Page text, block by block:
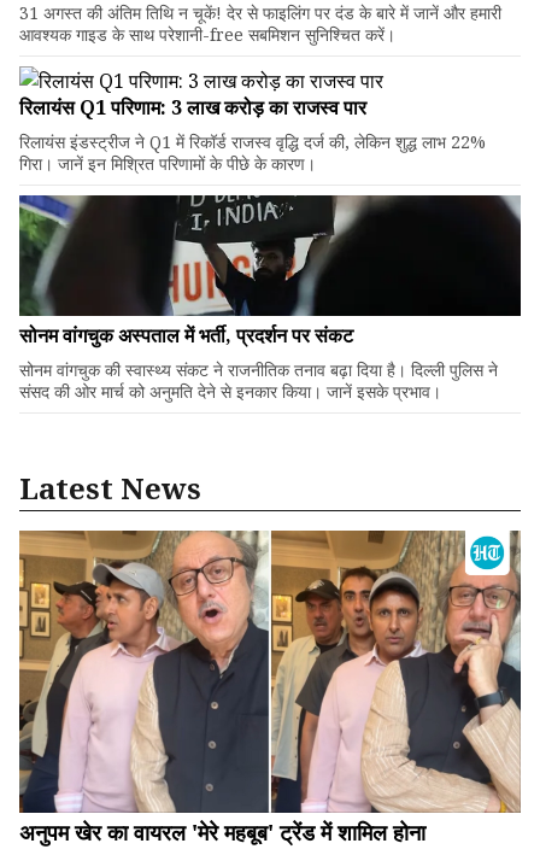
31 अगस्त की अंतिम तिथि न चूकें! देर से फाइलिंग पर दंड के बारे में जानें और हमारी
आवश्यक गाइड के साथ परेशानी-free सबमिशन सुनिश्चित करें।
रिलायंस Q1 परिणाम: ₹3 लाख करोड़ का राजस्व पार
रिलायंस इंडस्ट्रीज ने Q1 में रिकॉर्ड राजस्व वृद्धि दर्ज की, लेकिन शुद्ध लाभ 22%
गिरा। जानें इन मिश्रित परिणामों के पीछे के कारण।
सोनम वांगचुक अस्पताल में भर्ती, प्रदर्शन पर संकट
सोनम वांगचुक की स्वास्थ्य संकट ने राजनीतिक तनाव बढ़ा दिया है। दिल्ली पुलिस ने
संसद की ओर मार्च को अनुमति देने से इनकार किया। जानें इसके प्रभाव।
Latest News
अनुपम खेर का वायरल 'मेरे महबूब' ट्रेंड में शामिल होना